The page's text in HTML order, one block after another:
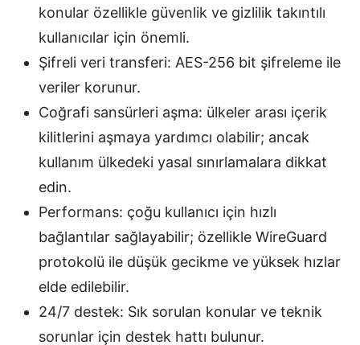
konular özellikle güvenlik ve gizlilik takıntılı
kullanıcılar için önemli.
Şifreli veri transferi: AES-256 bit şifreleme ile
veriler korunur.
Coğrafi sansürleri aşma: ülkeler arası içerik
kilitlerini aşmaya yardımcı olabilir; ancak
kullanım ülkedeki yasal sınırlamalara dikkat
edin.
Performans: çoğu kullanıcı için hızlı
bağlantılar sağlayabilir; özellikle WireGuard
protokolü ile düşük gecikme ve yüksek hızlar
elde edilebilir.
24/7 destek: Sık sorulan konular ve teknik
sorunlar için destek hattı bulunur.